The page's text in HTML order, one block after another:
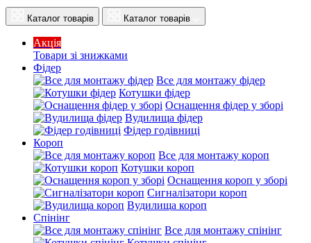
Каталог товарів Каталог товарів
Акція
Товари зі знижками
Фідер
Все для монтажу фідер
Котушки фідер
Оснащення фідер у зборі
Вудилища фідер
Фідер годівниці
Короп
Все для монтажу короп
Котушки короп
Оснащення короп у зборі
Сигналізатори короп
Вудилища короп
Спінінг
Все для монтажу спінінг